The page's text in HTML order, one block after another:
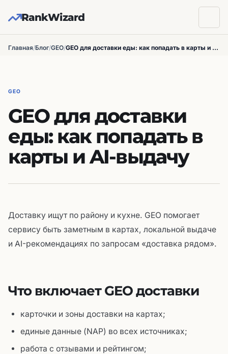
RankWizard
Главная/Блог/GEO/ GEO для доставки еды: как попадать в карты и AI-выдачу
GEO
GEO для доставки
еды: как попадать в
карты и AI-выдачу
Доставку ищут по району и кухне. GEO помогает
сервису быть заметным в картах, локальной выдаче
и AI-рекомендациях по запросам «доставка рядом».
Что включает GEO доставки
карточки и зоны доставки на картах;
единые данные (NAP) во всех источниках;
работа с отзывами и рейтингом;